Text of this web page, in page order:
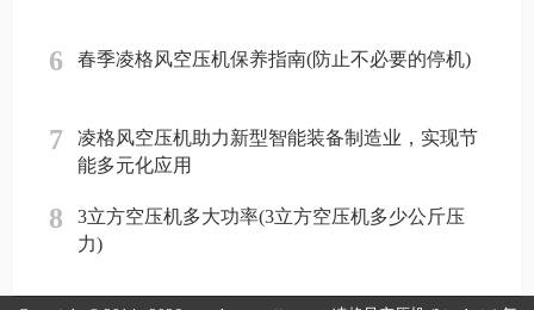
6 春季凌格风空压机保养指南(防止不必要的停机)
7
凌格风空压机助力新型智能装备制造业，实现节
能多元化应用
8
3立方空压机多大功率(3立方空压机多少公斤压
力)